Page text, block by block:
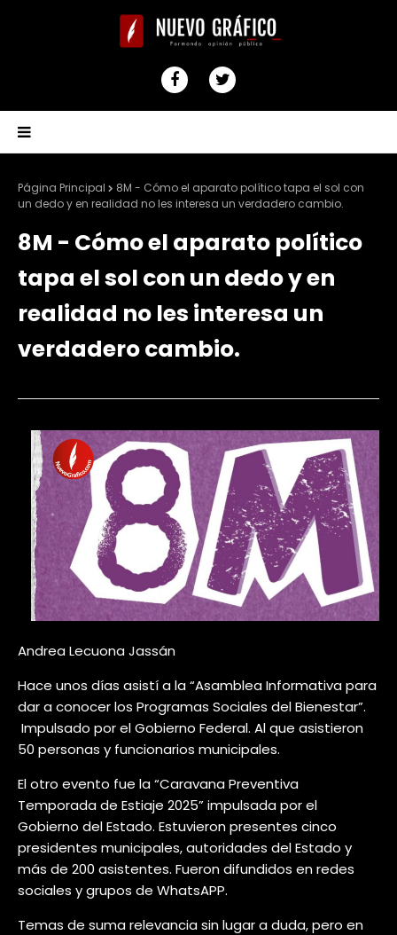
Página Principal
8M - Cómo el aparato político tapa el sol con
un dedo y en realidad no les interesa un verdadero cambio.
8M - Cómo el aparato político
tapa el sol con un dedo y en
realidad no les interesa un
verdadero cambio.
Andrea Lecuona Jassán
Hace unos días asistí a la “Asamblea Informativa para
dar a conocer los Programas Sociales del Bienestar”.
Impulsado por el Gobierno Federal. Al que asistieron
50 personas y funcionarios municipales.
El otro evento fue la “Caravana Preventiva
Temporada de Estiaje 2025” impulsada por el
Gobierno del Estado. Estuvieron presentes cinco
presidentes municipales, autoridades del Estado y
más de 200 asistentes. Fueron difundidos en redes
sociales y grupos de WhatsAPP.
Temas de suma relevancia sin lugar a duda, pero en